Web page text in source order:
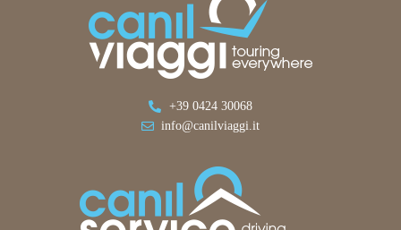
+39 0424 30068
info@canilviaggi.it